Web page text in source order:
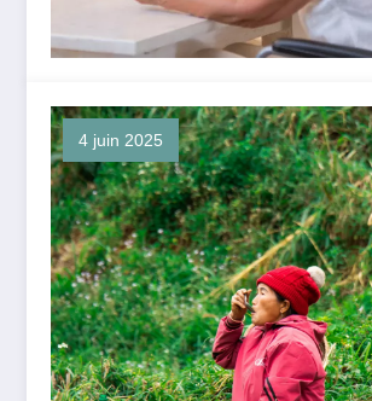
4 juin 2025